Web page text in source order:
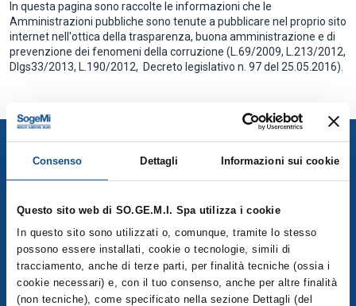
Consenso Dettagli Informazioni sui cookie
Questo sito web di SO.GE.M.I. Spa utilizza i cookie
In questo sito sono utilizzati o, comunque, tramite lo stesso
possono essere installati, cookie o tecnologie, simili di
tracciamento, anche di terze parti, per finalità tecniche (ossia i
cookie necessari) e, con il tuo consenso, anche per altre finalità
(non tecniche), come specificato nella sezione Dettagli (del
In questa pagina sono raccolte le informazioni che le
Amministrazioni pubbliche sono tenute a pubblicare nel proprio sito
internet nell'ottica della trasparenza, buona amministrazione e di
prevenzione dei fenomeni della corruzione (L.69/2009, L.213/2012,
Dlgs33/2013, L.190/2012, Decreto legislativo n. 97 del 25.05.2016).
Mercati Agroalimentari di SO.GE.M.I. Spa
SO.GE.M.I S.p.a., Via C. Lombroso 54, Milano
info@foodymilano.it
P.IVA 03516950155 - © 2025